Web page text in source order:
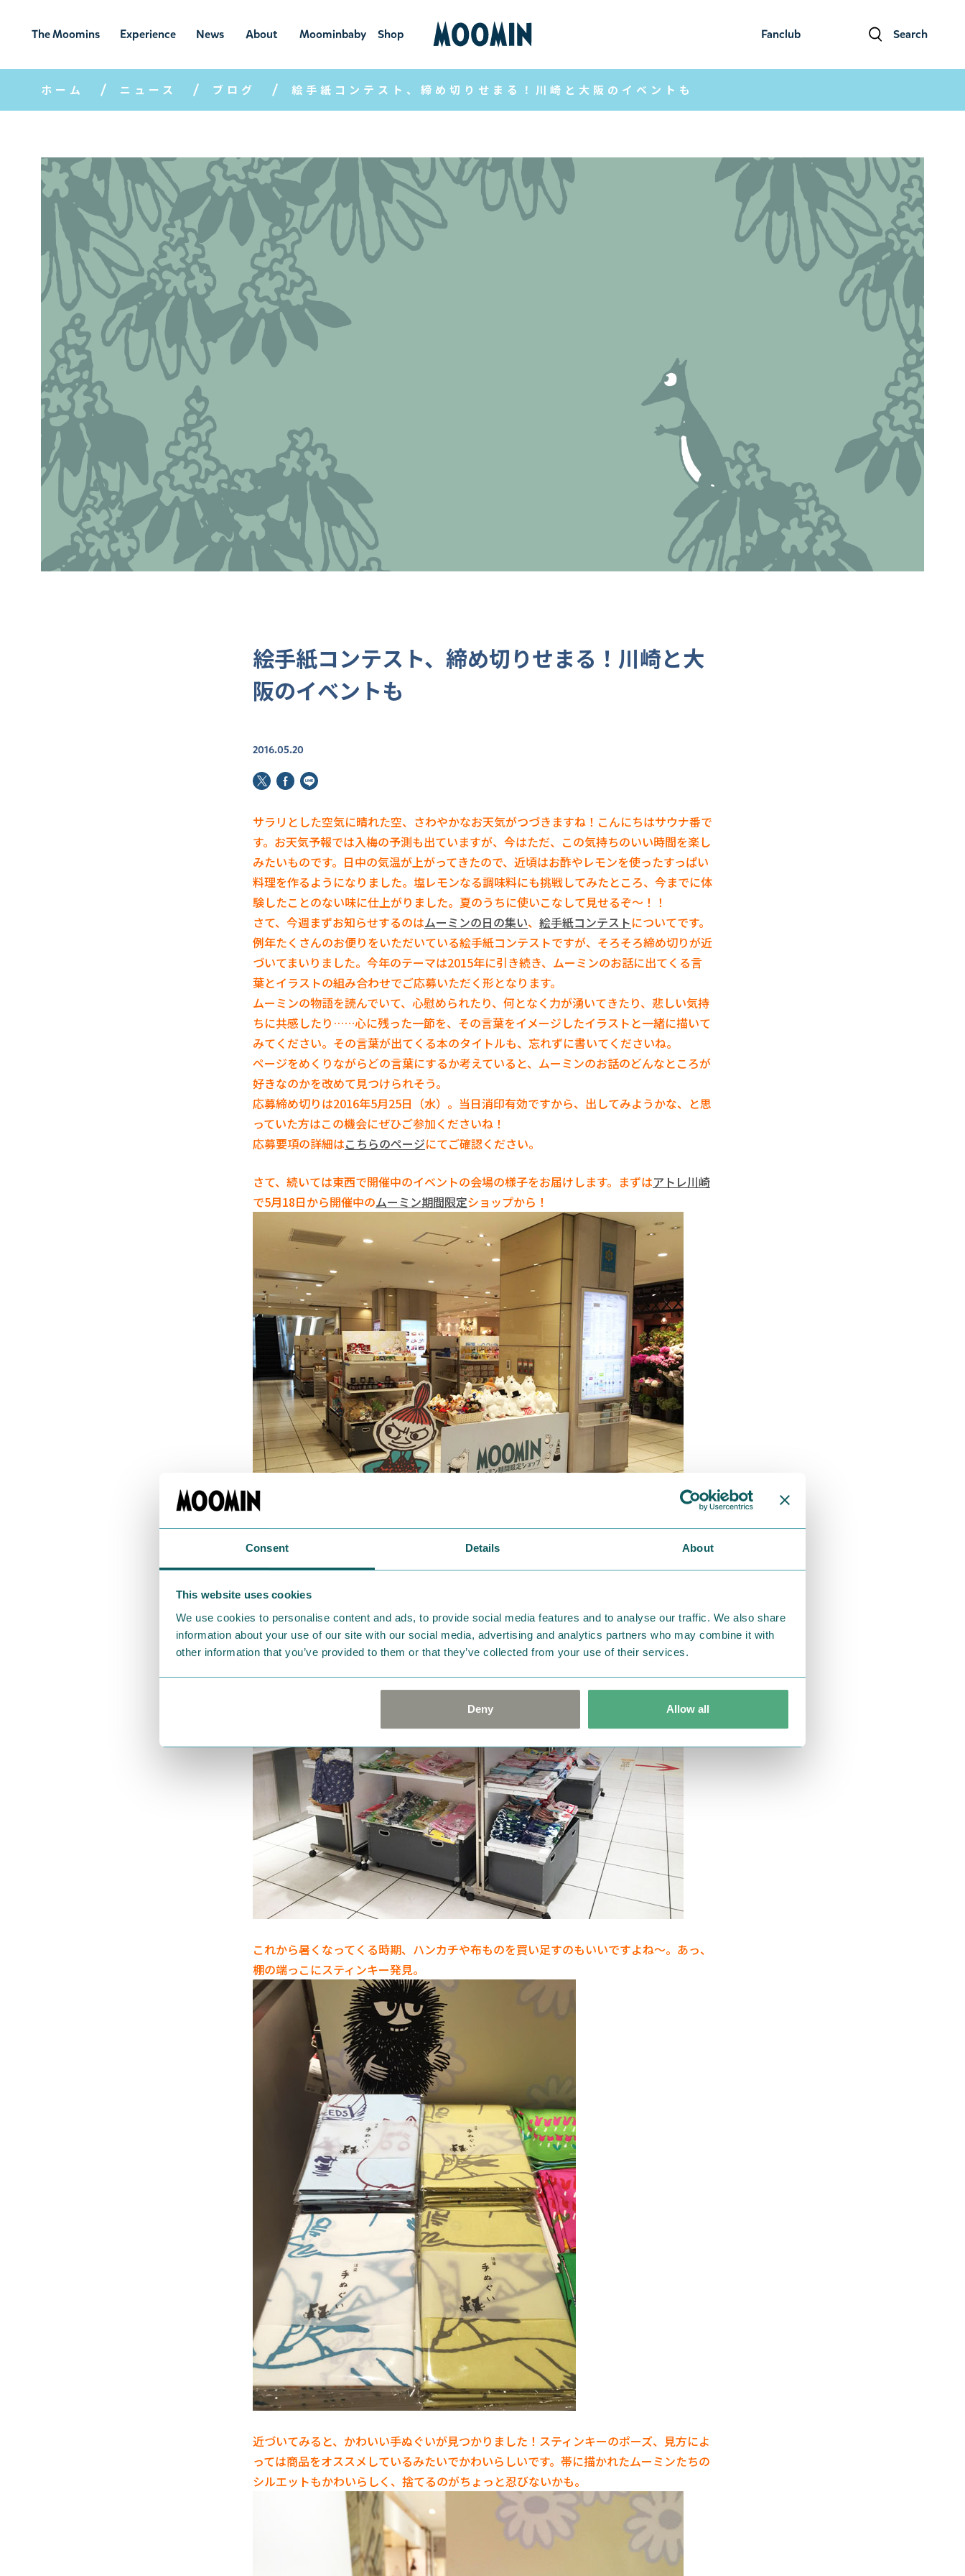
Consent Details About
This website uses cookies
We use cookies to personalise content and ads, to provide social media features and to analyse our traffic. We also share
information about your use of our site with our social media, advertising and analytics partners who may combine it with
other information that you’ve provided to them or that they’ve collected from your use of their services.
Deny Allow all
Fanclub Search
The Moomins
ムーミンの
世界
Experience
ムーミンの世
界を楽しむ
News
ニュ
ース
About
ムーミン
について
Moominbaby
ムーミンベ
ビー
Shop
ショ
ップ
ホーム ニュース ブログ 絵手紙コンテスト、締め切りせまる！川崎と大阪のイベントも
絵手紙コンテスト、締め切りせまる！川崎と大
阪のイベントも
2016.05.20
サラリとした空気に晴れた空、さわやかなお天気がつづきますね！こんにちはサウナ番で
す。お天気予報では入梅の予測も出ていますが、今はただ、この気持ちのいい時間を楽し
みたいものです。日中の気温が上がってきたので、近頃はお酢やレモンを使ったすっぱい
料理を作るようになりました。塩レモンなる調味料にも挑戦してみたところ、今までに体
験したことのない味に仕上がりました。夏のうちに使いこなして見せるぞ～！！
さて、今週まずお知らせするのはムーミンの日の集い、 絵手紙コンテストについてです。
例年たくさんのお便りをいただいている絵手紙コンテストですが、そろそろ締め切りが近
づいてまいりました。今年のテーマは2015年に引き続き、ムーミンのお話に出てくる言
葉とイラストの組み合わせでご応募いただく形となります。
ムーミンの物語を読んでいて、心慰められたり、何となく力が湧いてきたり、悲しい気持
ちに共感したり……心に残った一節を、その言葉をイメージしたイラストと一緒に描いて
みてください。その言葉が出てくる本のタイトルも、忘れずに書いてくださいね。
ページをめくりながらどの言葉にするか考えていると、ムーミンのお話のどんなところが
好きなのかを改めて見つけられそう。
応募締め切りは2016年5月25日（水）。当日消印有効ですから、出してみようかな、と思
っていた方はこの機会にぜひご参加くださいね！
応募要項の詳細はこちらのページにてご確認ください。
さて、続いては東西で開催中のイベントの会場の様子をお届けします。まずはアトレ川崎
で5月18日から開催中のムーミン期間限定ショップから！
仁王立ち（？）で門番を務めているリトルミイ。会場へやってくるお客さんを抜け目無く
これから暑くなってくる時期、ハンカチや布ものを買い足すのもいいですよね～。あっ、
棚の端っこにスティンキー発見。
近づいてみると、かわいい手ぬぐいが見つかりました！スティンキーのポーズ、見方によ
っては商品をオススメしているみたいでかわいらしいです。帯に描かれたムーミンたちの
シルエットもかわいらしく、捨てるのがちょっと忍びないかも。